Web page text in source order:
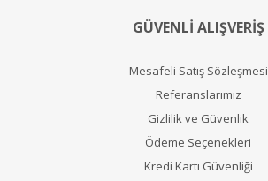
GÜVENLİ ALIŞVERİŞ
Mesafeli Satış Sözleşmesi
Referanslarımız
Gizlilik ve Güvenlik
Ödeme Seçenekleri
Kredi Kartı Güvenliği